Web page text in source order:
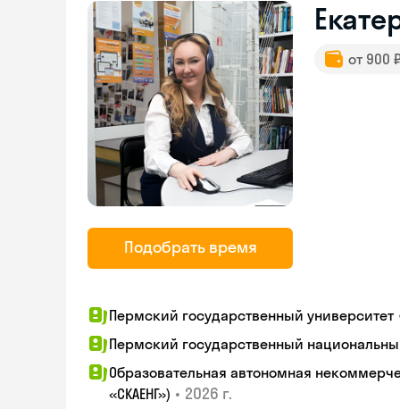
Подобрать время
от 900
Пермский государственный университет
Пермский государственный
Образовательная автономная
«СКАЕНГ») • 2026 г.